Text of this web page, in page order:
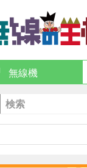
無線機
検索